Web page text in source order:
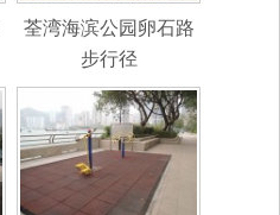
荃湾海滨公园卵石路
步行径